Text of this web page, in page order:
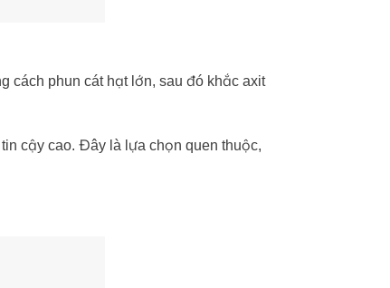
cách phun cát hạt lớn, sau đó khắc axit
cậy cao. Đây là lựa chọn quen thuộc,